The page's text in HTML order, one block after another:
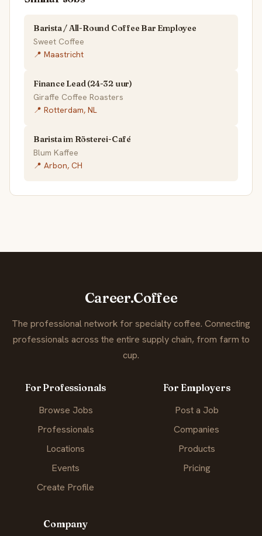
Barista / All-Round Coffee Bar Employee
Sweet Coffee
📍 Maastricht
Finance Lead (24-32 uur)
Giraffe Coffee Roasters
📍 Rotterdam, NL
Barista im Rösterei-Café
Blum Kaffee
📍 Arbon, CH
Career.Coffee
The professional network for specialty coffee. Connecting
professionals across the entire supply chain, from farm to
cup.
For Professionals
Browse Jobs
Professionals
Locations
Events
Create Profile
For Employers
Post a Job
Companies
Products
Pricing
Company